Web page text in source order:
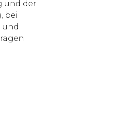
und der
bei
und